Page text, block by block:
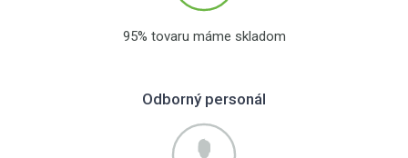
95% tovaru máme skladom
Odborný personál